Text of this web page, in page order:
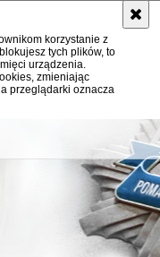
korzystanie z
tych plików, to
urządzenia.
zmieniając
przeglądarki oznacza